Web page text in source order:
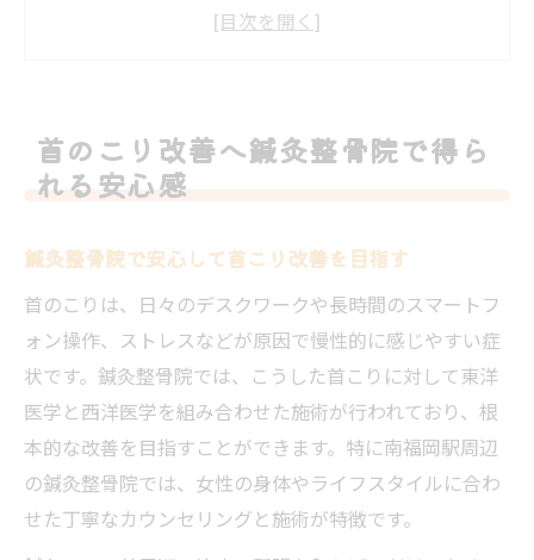
南福岡駅周辺で鍼灸整骨院を選ぶポイント
慢性的な首の不調に鍼灸整骨院が有効な理由
慢性首こりに鍼灸整骨院が効くメカニズム
鍼灸整骨院の施術と首の不調改善の流れ
鍼灸整骨院で実感できる首こりの変化とは
首の不調に悩む女性が選ぶ鍼灸整骨院
首こり対策を鍼灸整骨院で始める女性におすす
めの方法
鍼灸整骨院で始める首こりセルフケア術
女性向け鍼灸整骨院の首こり対策メニュー
首のこり改善へ鍼灸整骨院で得ら
れる安心感
鍼灸整骨院で安心して首こり改善を目指す
首のこりは、日々のデスクワークや長時間のスマートフ
ォン操作、ストレスなどが原因で慢性的に感じやすい症
状です。鍼灸整骨院では、こうした首こりに対して東洋
医学と西洋医学を組み合わせた施術が行われており、根
本的な改善を目指すことができます。特に南福岡駅周辺
の鍼灸整骨院では、女性の身体やライフスタイルに合わ
せた丁寧なカウンセリングと施術が特徴です。